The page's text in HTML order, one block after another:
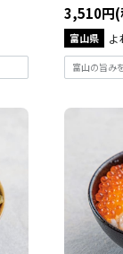
3,510円(
富山県 よ
富山の旨み